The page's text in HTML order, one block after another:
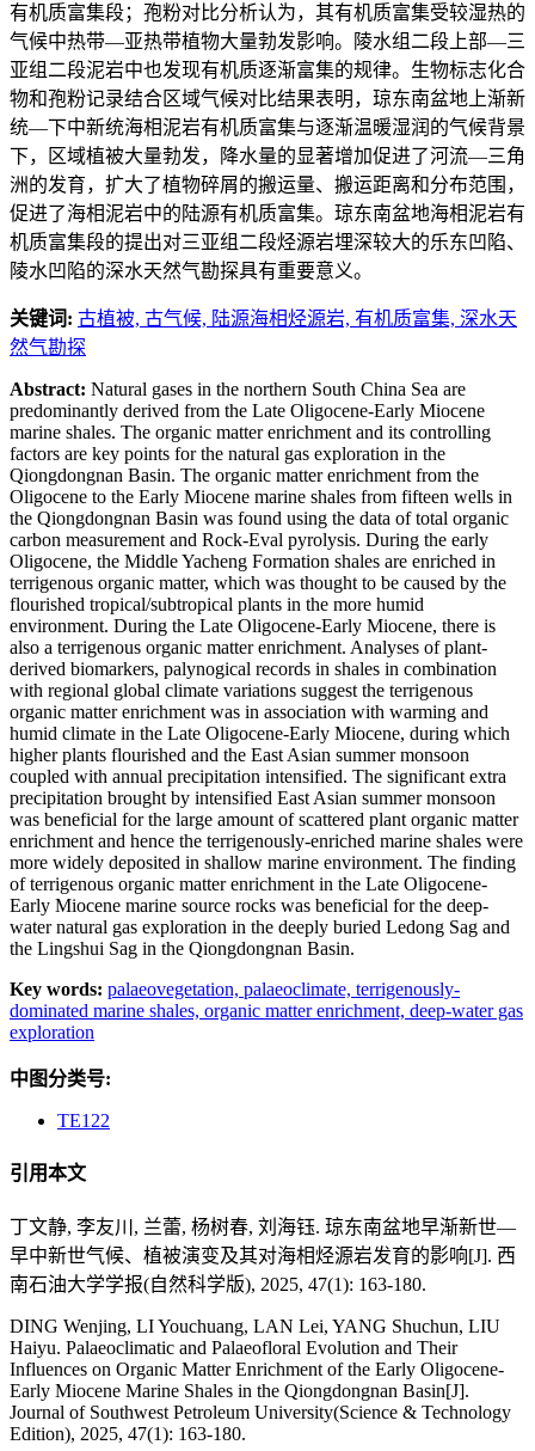
有机质富集段；孢粉对比分析认为，其有机质富集受较湿热的
气候中热带—亚热带植物大量勃发影响。陵水组二段上部—三
亚组二段泥岩中也发现有机质逐渐富集的规律。生物标志化合
物和孢粉记录结合区域气候对比结果表明，琼东南盆地上渐新
统—下中新统海相泥岩有机质富集与逐渐温暖湿润的气候背景
下，区域植被大量勃发，降水量的显著增加促进了河流—三角
洲的发育，扩大了植物碎屑的搬运量、搬运距离和分布范围，
促进了海相泥岩中的陆源有机质富集。琼东南盆地海相泥岩有
机质富集段的提出对三亚组二段烃源岩埋深较大的乐东凹陷、
陵水凹陷的深水天然气勘探具有重要意义。
关键词: 古植被, 古气候, 陆源海相烃源岩, 有机质富集, 深水天
然气勘探
Abstract: Natural gases in the northern South China Sea are
predominantly derived from the Late Oligocene-Early Miocene
marine shales. The organic matter enrichment and its controlling
factors are key points for the natural gas exploration in the
Qiongdongnan Basin. The organic matter enrichment from the
Oligocene to the Early Miocene marine shales from fifteen wells in
the Qiongdongnan Basin was found using the data of total organic
carbon measurement and Rock-Eval pyrolysis. During the early
Oligocene, the Middle Yacheng Formation shales are enriched in
terrigenous organic matter, which was thought to be caused by the
flourished tropical/subtropical plants in the more humid
environment. During the Late Oligocene-Early Miocene, there is
also a terrigenous organic matter enrichment. Analyses of plant-
derived biomarkers, palynogical records in shales in combination
with regional global climate variations suggest the terrigenous
organic matter enrichment was in association with warming and
humid climate in the Late Oligocene-Early Miocene, during which
higher plants flourished and the East Asian summer monsoon
coupled with annual precipitation intensified. The significant extra
precipitation brought by intensified East Asian summer monsoon
was beneficial for the large amount of scattered plant organic matter
enrichment and hence the terrigenously-enriched marine shales were
more widely deposited in shallow marine environment. The finding
of terrigenous organic matter enrichment in the Late Oligocene-
Early Miocene marine source rocks was beneficial for the deep-
water natural gas exploration in the deeply buried Ledong Sag and
the Lingshui Sag in the Qiongdongnan Basin.
Key words: palaeovegetation, palaeoclimate, terrigenously-
dominated marine shales, organic matter enrichment, deep-water gas
exploration
中图分类号:
TE122
引用本文
丁文静, 李友川, 兰蕾, 杨树春, 刘海钰. 琼东南盆地早渐新世—
早中新世气候、植被演变及其对海相烃源岩发育的影响[J]. 西
南石油大学学报(自然科学版), 2025, 47(1): 163-180.
DING Wenjing, LI Youchuang, LAN Lei, YANG Shuchun, LIU
Haiyu. Palaeoclimatic and Palaeofloral Evolution and Their
Influences on Organic Matter Enrichment of the Early Oligocene-
Early Miocene Marine Shales in the Qiongdongnan Basin[J].
Journal of Southwest Petroleum University(Science & Technology
Edition), 2025, 47(1): 163-180.